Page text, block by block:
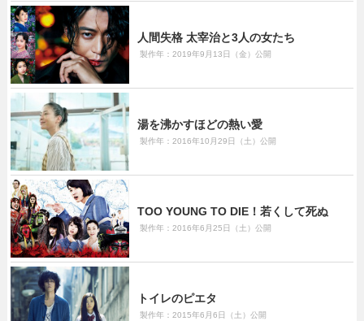
人間失格 太宰治と3人の女たち
製作年：2019年9月13日（金）公開
湯を沸かすほどの熱い愛
製作年：2016年10月29日（土）公開
TOO YOUNG TO DIE！若くして死ぬ
製作年：2016年6月25日（土）公開
トイレのピエタ
製作年：2015年6月6日（土）公開